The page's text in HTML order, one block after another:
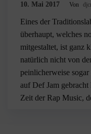
10. Mai 2017 Von
Eines der
überhaupt, welches
mitgestaltet, ist ganz
natürlich nicht von
peinlicherweise
auf Def Jam
Zeit der Rap Music,